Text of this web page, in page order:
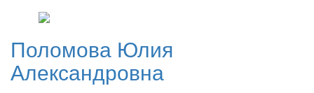
Поломова Юлия
Александровна